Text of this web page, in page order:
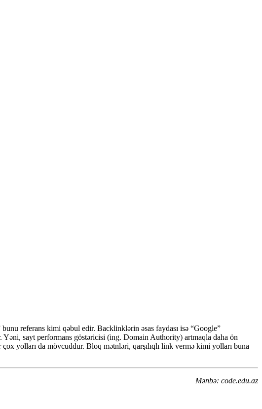
referans kimi qəbul edir. Backlinklərin əsas faydası isə “Google”
Yəni, sayt performans göstəricisi (ing. Domain Authority) artmaqla daha ön
yolları da mövcuddur. Bloq mətnləri, qarşılıqlı link vermə kimi yolları buna
Mənbə: code.edu.az